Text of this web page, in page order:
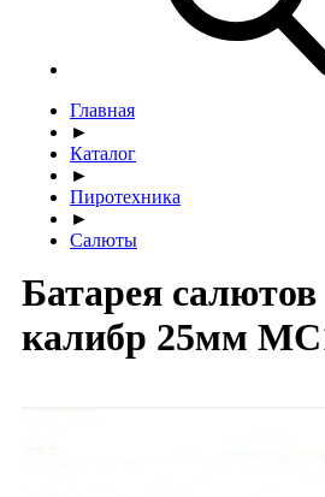
Главная
►
Каталог
►
Пиротехника
►
Салюты
Батарея салютов
калибр 25мм